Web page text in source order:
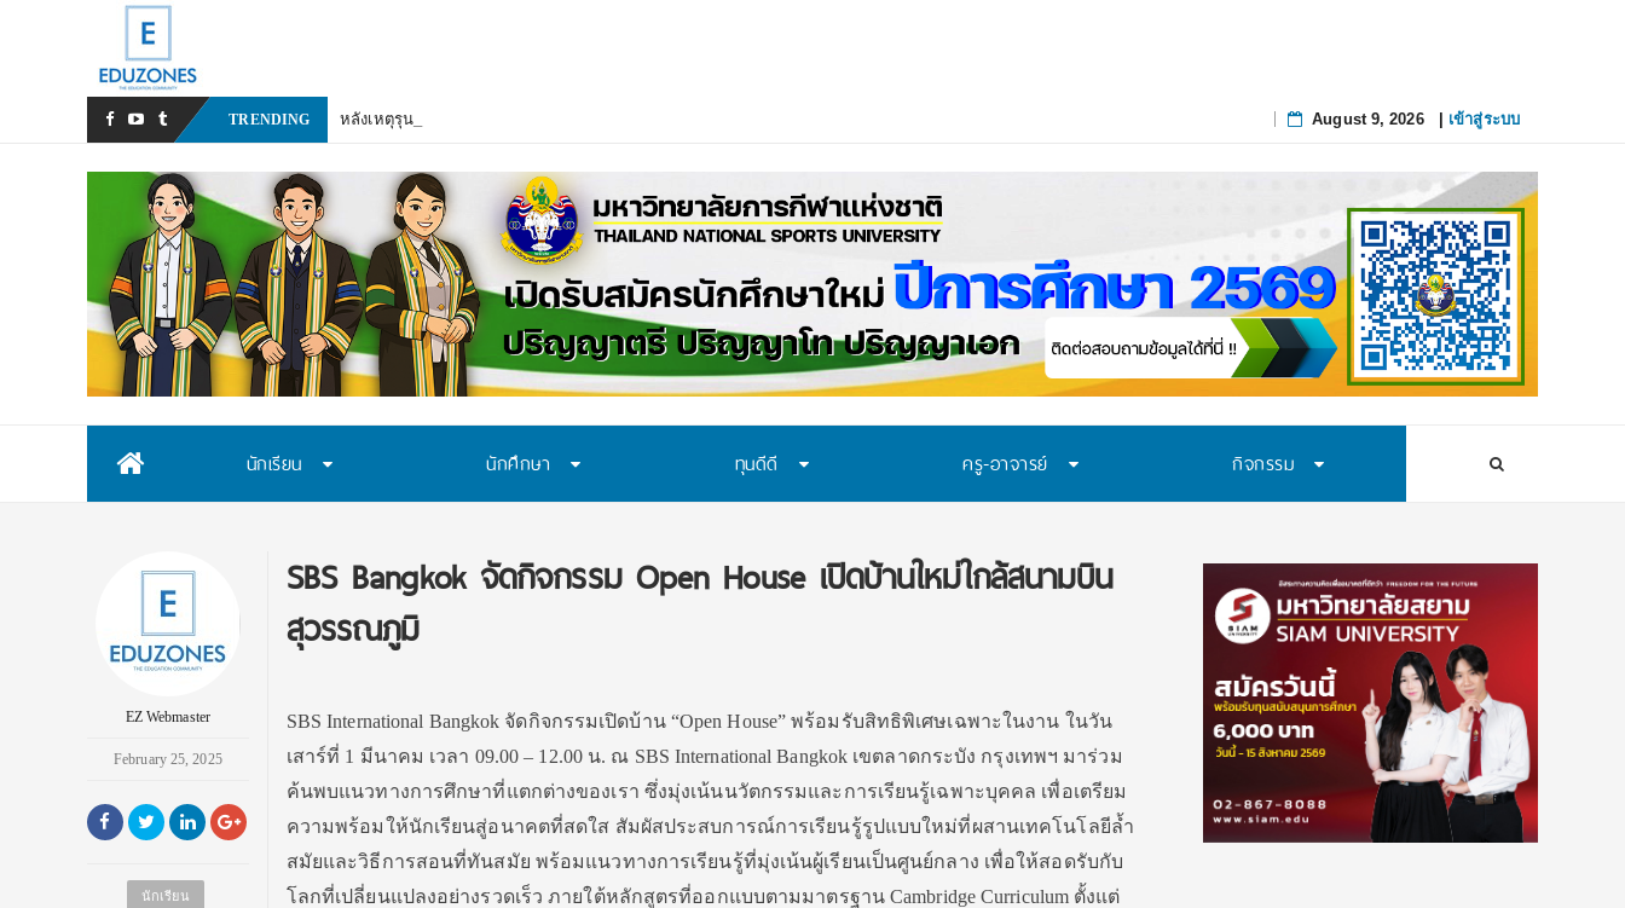
TRENDING
หลังเหตุรุนแรงในโรงเรียน เราควรเรียนรู้อะไร? 7 ระบบป้องกันที่โรงเรียนไทยควรมี
August 9, 2026| เข้าสู่ระบบ
นักเรียน นักศึกษา ทุนดีดี ครู-อาจารย์ กิจกรรม
EZ Webmaster
February 25, 2025
นักเรียน
SBS Bangkok จัดกิจกรรม Open House เปิดบ้านใหม่ใกล้สนามบิน
สุวรรณภูมิ
SBS International Bangkok จัดกิจกรรมเปิดบ้าน “Open House” พร้อมรับสิทธิพิเศษเฉพาะในงาน ในวัน
เสาร์ที่ 1 มีนาคม เวลา 09.00 – 12.00น. ณ SBS International Bangkok เขตลาดกระบัง กรุงเทพฯ มาร่วม
ค้นพบแนวทางการศึกษาที่แตกต่างของเรา ซึ่งมุ่งเน้นนวัตกรรมและการเรียนรู้เฉพาะบุคคล เพื่อเตรียม
ความพร้อมให้นักเรียนสู่อนาคตที่สดใส สัมผัสประสบการณ์การเรียนรู้รูปแบบใหม่ที่ผสานเทคโนโลยีล้ำ
สมัยและวิธีการสอนที่ทันสมัย พร้อมแนวทางการเรียนรู้ที่มุ่งเน้นผู้เรียนเป็นศูนย์กลาง เพื่อให้สอดรับกับ
โลกที่เปลี่ยนแปลงอย่างรวดเร็ว ภายใต้หลักสูตรที่ออกแบบตามมาตรฐานCambridge Curriculum ตั้งแต่